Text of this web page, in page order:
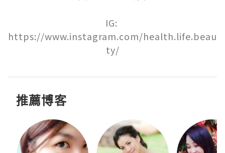
IG:
https://www.instagram.com/health.life.beau
ty/
推薦博客